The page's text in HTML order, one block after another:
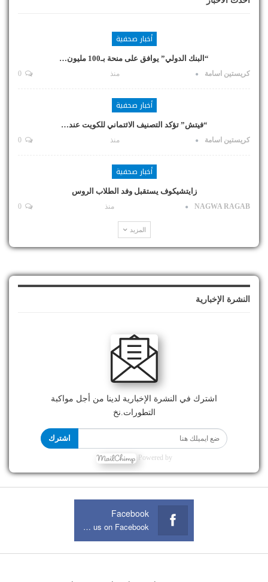
أخبار صحفية
“البنك الدولي” يوافق على منحة بـ100 مليون…
كريستين اسامة منذ
أخبار صحفية
“فيتش” تؤكد التصنيف الائتماني للكويت عند…
كريستين اسامة منذ
أخبار صحفية
زايتشيكوف يستقبل وفد الطلاب الروس
NAGWA RAGAB منذ
المزيد
النشرة الإخبارية
اشترك في النشرة الإخبارية لدينا من أجل مواكبة
التطورات.نخ
اشترك
Powered by
Facebook
Join us on Facebook